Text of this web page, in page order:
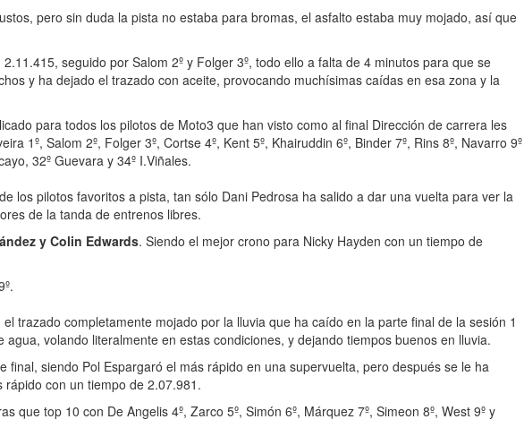
pero sin duda la pista no estaba para bromas, el asfalto estaba muy mojado, así que
seguido por Salom 2º y Folger 3º, todo ello a falta de 4 minutos para que se
y ha dejado el trazado con aceite, provocando muchísimas caídas en esa zona y la
para todos los pilotos de Moto3 que han visto como al final Dirección de carrera les
Salom 2º, Folger 3º, Cortse 4º, Kent 5º, Khairuddin 6º, Binder 7º, Rins 8º, Navarro 9º
32º Guevara y 34º I.Viñales.
los pilotos favoritos a pista, tan sólo Dani Pedrosa ha salido a dar una vuelta para ver la
de la tanda de entrenos libres.
y Colin Edwards. Siendo el mejor crono para Nicky Hayden con un tiempo de
el trazado completamente mojado por la lluvia que ha caído en la parte final de la sesión 1
volando literalmente en estas condiciones, y dejando tiempos buenos en lluvia.
final, siendo Pol Espargaró el más rápido en una supervuelta, pero después se le ha
con un tiempo de 2.07.981.
que top 10 con De Angelis 4º, Zarco 5º, Simón 6º, Márquez 7º, Simeon 8º, West 9º y